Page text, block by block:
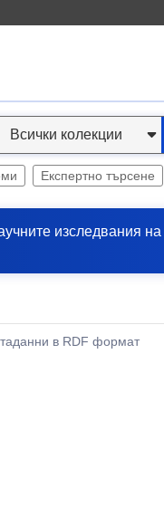
Експертно търсене
изследвания на
в RDF формат